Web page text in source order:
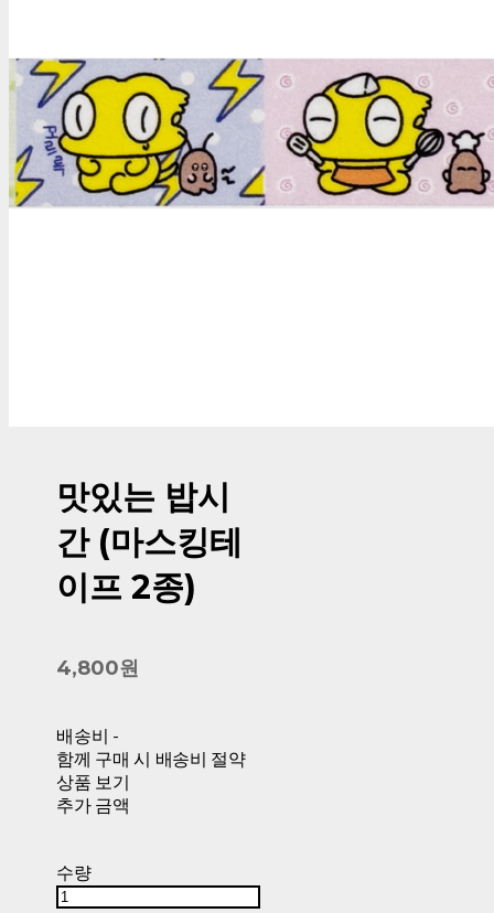
맛있는 밥시
간 (마스킹테
이프 2종)
4,800원
배송비 -
함께 구매 시 배송비 절약
상품 보기
추가 금액
수량